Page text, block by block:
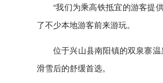
“我们为乘高铁抵宜的游客提
了不少本地游客前来游玩。
位于兴山县南阳镇的双泉寨
滑雪后的舒缓首选。